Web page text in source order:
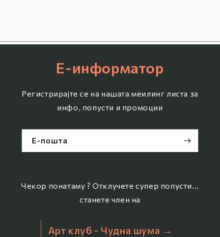
Е-информатор
Регистрирајте се на нашата меилинг листа за
инфо, попусти и промоции
Е-пошта
Чекор понатаму ? Отклучете супер попусти...
станете член на
Арт клуб - Чудна шума →